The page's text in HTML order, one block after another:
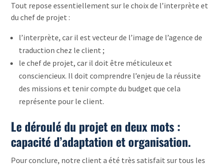
Tout repose essentiellement sur le choix de l’interprète et
du chef de projet :
l’interprète, car il est vecteur de l’image de l’agence de
traduction chez le client ;
le chef de projet, car il doit être méticuleux et
consciencieux. Il doit comprendre l’enjeu de la réussite
des missions et tenir compte du budget que cela
représente pour le client.
Le déroulé du projet en deux mots :
capacité d’adaptation et organisation.
Pour conclure, notre client a été très satisfait sur tous les